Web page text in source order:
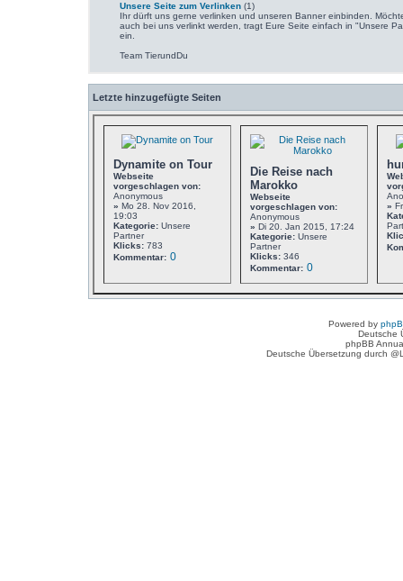
Unsere Seite zum Verlinken (1)
Ihr dürft uns gerne verlinken und unseren Banner einbinden.
auch bei uns verlinkt werden, tragt Eure Seite einfach in "Unsere
ein.
Team TierundDu
Letzte hinzugefügte Seiten
Dynamite on Tour
Webseite
vorgeschlagen von:
Anonymous
» Mo 28. Nov 2016,
19:03
Kategorie: Unsere
Partner
Klicks: 783
Kommentar: 0
Die Reise nach
Marokko
Webseite
vorgeschlagen von:
Anonymous
» Di 20. Jan 2015, 17:24
Kategorie: Unsere
Partner
Klicks: 346
Kommentar: 0
»
Powered by
Deutsche
phpBB
Deutsche Übersetzung durch